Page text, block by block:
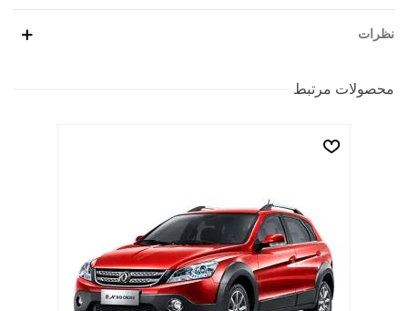
نظرات
محصولات مرتبط